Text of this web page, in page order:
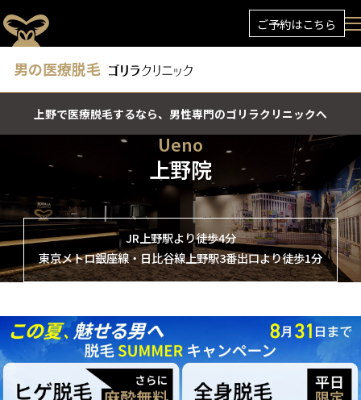
ご予約はこちら
男の医療脱毛
上野で医療脱毛するなら、男性専門のゴリラクリニックへ
Ueno
上野院
JR上野駅より徒歩4分
東京メトロ銀座線・日比谷線上野駅3番出口より徒歩1分